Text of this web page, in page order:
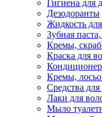
Гигиена для
Дезодоранты
Жидкость
Зубная
Кремы,
Краска для
Кремы,
Средства
Лаки для
Мыло